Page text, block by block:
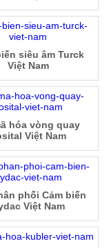
siêu âm Turck
Việt Nam
hóa vòng quay
Việt Nam
phối Cảm biến
Việt Nam